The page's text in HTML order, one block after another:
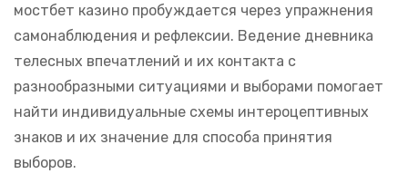
мостбет казино пробуждается через упражнения
самонаблюдения и рефлексии. Ведение дневника
телесных впечатлений и их контакта с
разнообразными ситуациями и выборами помогает
найти индивидуальные схемы интероцептивных
знаков и их значение для способа принятия
выборов.